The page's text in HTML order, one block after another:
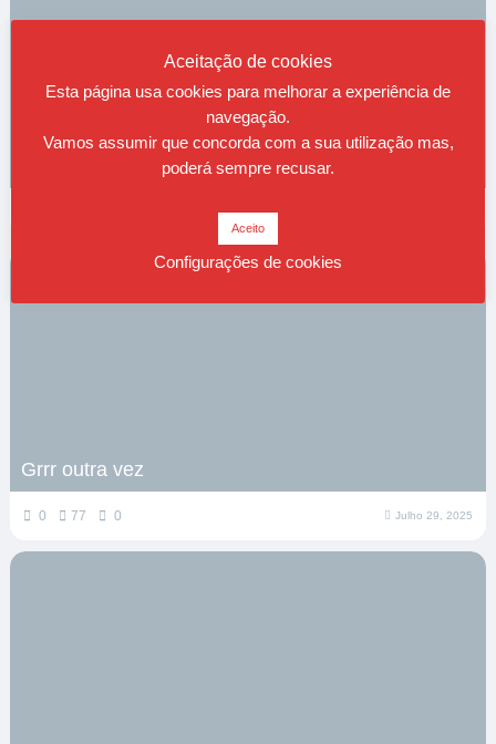
Sobre cientistas e sábios
Grrr outra vez
0 77 0 Julho 29, 2025
Aceitação de cookies
Esta página usa cookies para melhorar a experiência de
navegação.
Vamos assumir que concorda com a sua utilização mas,
poderá sempre recusar.
Aceito
Configurações de cookies